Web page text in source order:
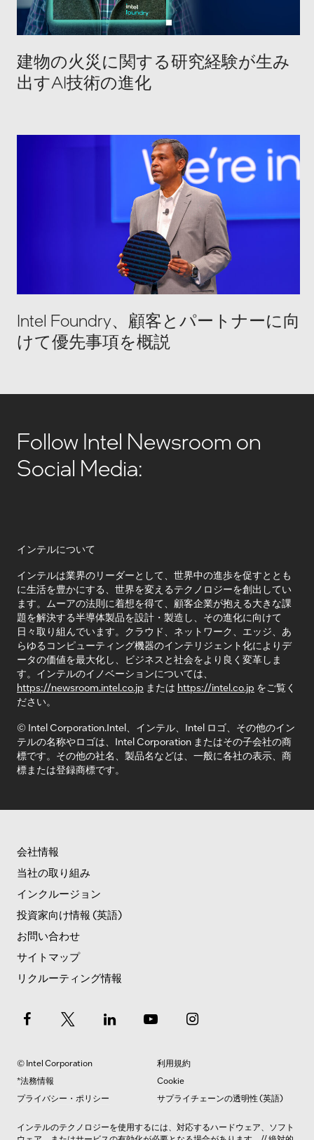
建物の火災に関する研究経験が生み
出すAI技術の進化
Intel Foundry、顧客とパートナーに向
けて優先事項を概説
Follow Intel Newsroom on
Social Media:
インテルについて
インテルは業界のリーダーとして、世界中の進歩を促すととも
に生活を豊かにする、世界を変えるテクノロジーを創出してい
ます。ムーアの法則に着想を得て、顧客企業が抱える大きな課
題を解決する半導体製品を設計・製造し、その進化に向けて
日々取り組んでいます。クラウド、ネットワーク、エッジ、あ
らゆるコンピューティング機器のインテリジェント化によりデ
ータの価値を最大化し、ビジネスと社会をより良く変革しま
す。インテルのイノベーションについては、
https://newsroom.intel.co.jp または https://intel.co.jp をご覧く
ださい。
© Intel Corporation.Intel、インテル、Intel ロゴ、その他のイン
テルの名称やロゴは、Intel Corporation またはその子会社の商
標です。その他の社名、製品名などは、一般に各社の表示、商
標または登録商標です。
会社情報
当社の取り組み
インクルージョン
投資家向け情報 (英語)
お問い合わせ
サイトマップ
リクルーティング情報
© Intel Corporation
利用規約
*法務情報
Cookie
プライバシー・ポリシー
サプライチェーンの透明性 (英語)
インテルのテクノロジーを使用するには、対応するハードウェア、ソフト